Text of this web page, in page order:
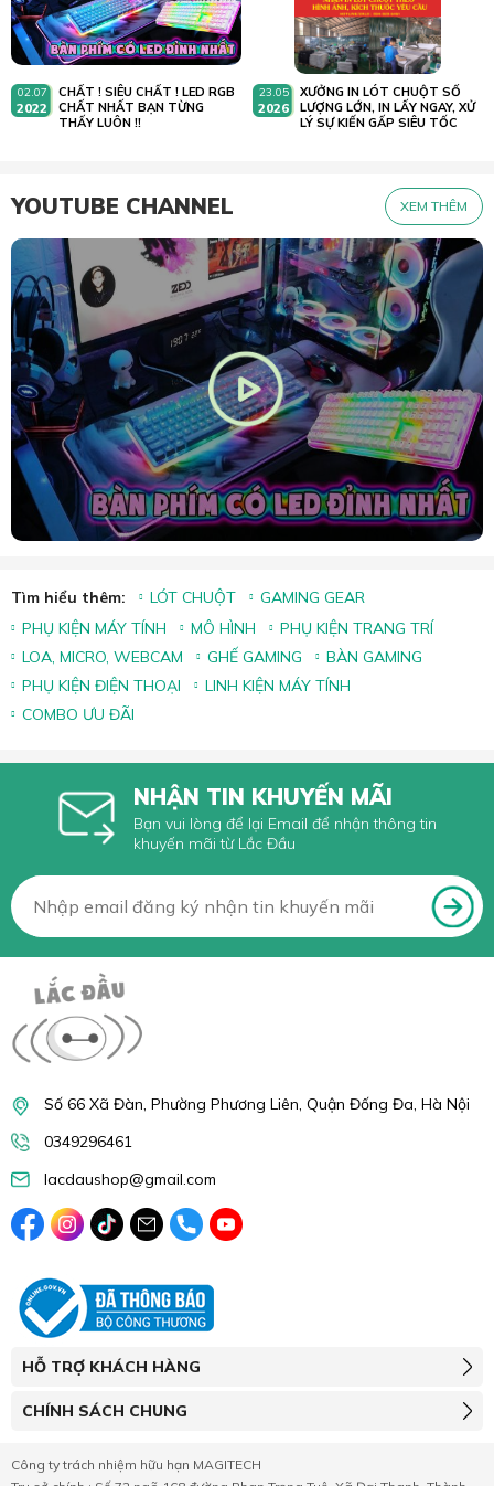
02.07
2022
CHẤT ! SIÊU CHẤT ! LED RGB
CHẤT NHẤT BẠN TỪNG
THẤY LUÔN !!
23.05
2026
XƯỞNG IN LÓT CHUỘT SỐ
LƯỢNG LỚN, IN LẤY NGAY, XỬ
LÝ SỰ KIẾN GẤP SIÊU TỐC
YOUTUBE CHANNEL XEM THÊM
Tìm hiểu thêm: LÓT CHUỘT
GAMING GEAR
PHỤ KIỆN MÁY TÍNH
MÔ HÌNH
PHỤ KIỆN TRANG TRÍ
LOA, MICRO, WEBCAM
GHẾ GAMING
BÀN GAMING
PHỤ KIỆN ĐIỆN THOẠI
LINH KIỆN MÁY TÍNH
COMBO ƯU ĐÃI
NHẬN TIN KHUYẾN MÃI
Bạn vui lòng để lại Email để nhận thông tin
khuyến mãi từ Lắc Đầu
Số 66 Xã Đàn, Phường Phương Liên, Quận Đống Đa, Hà Nội
0349296461
lacdaushop@gmail.com
HỖ TRỢ KHÁCH HÀNG
CHÍNH SÁCH CHUNG
Công ty trách nhiệm hữu hạn MAGITECH